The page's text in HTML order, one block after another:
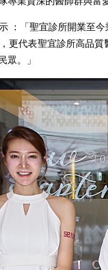
：「聖宜診所開業至
更代表聖宜診所高品
眾。」